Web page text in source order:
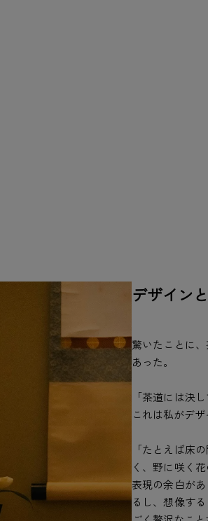
デザイン
驚いたことに
あった。
「茶道には決
これは私がデ
「たとえば床
く、野に咲く
表現の余白が
るし、想像す